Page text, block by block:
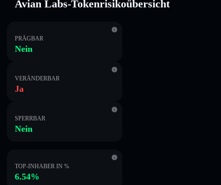
Avian Labs-Tokenrisikoübersicht
PRÄGBAR
Nein
VERÄNDERBAR
Ja
SPERRBAR
Nein
TOP-INHABER IN %
6.54%